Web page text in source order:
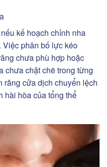
kế hoạch chỉnh nha
phân bố lực kéo
chưa phù hợp hoặc
chưa chặt chẽ trong từng
răng cửa dịch chuyển lệch
hài hòa của tổng thể